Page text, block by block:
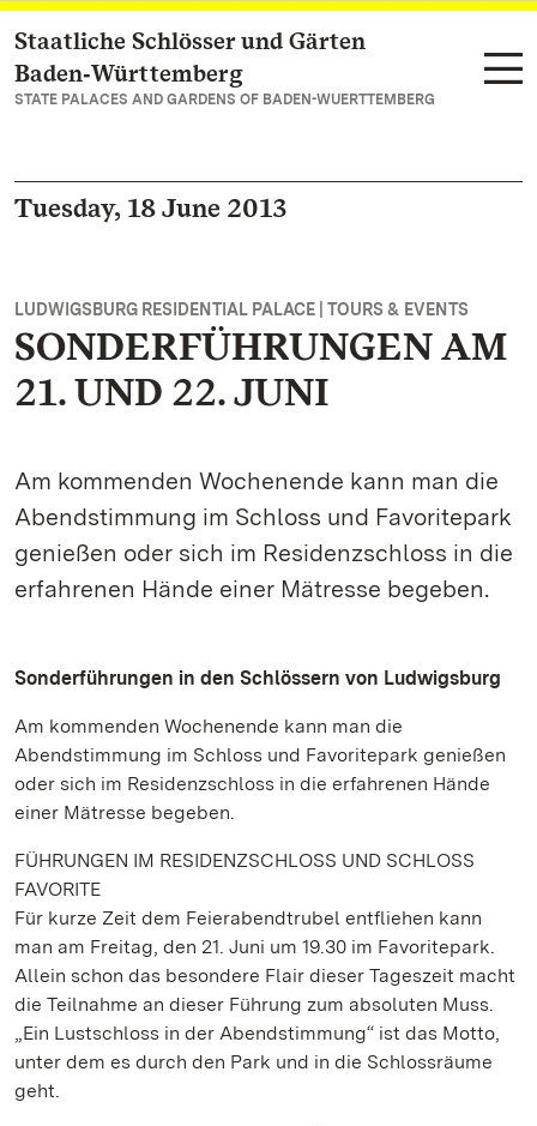
Navigate to main page
Staatliche Schlösser und Gärten
Baden‑Württemberg
STATE PALACES AND GARDENS OF BADEN-WUERTTEMBERG
Tuesday, 18 June 2013
LUDWIGSBURG RESIDENTIAL PALACE | TOURS & EVENTS
SONDERFÜHRUNGEN AM
21. UND 22. JUNI
Am kommenden Wochenende kann man die
Abendstimmung im Schloss und Favoritepark
genießen oder sich im Residenzschloss in die
erfahrenen Hände einer Mätresse begeben.
Sonderführungen in den Schlössern von Ludwigsburg
Am kommenden Wochenende kann man die
Abendstimmung im Schloss und Favoritepark genießen
oder sich im Residenzschloss in die erfahrenen Hände
einer Mätresse begeben.
FÜHRUNGEN IM RESIDENZSCHLOSS UND SCHLOSS
FAVORITE
Für kurze Zeit dem Feierabendtrubel entfliehen kann
man am Freitag, den 21. Juni um 19.30 im Favoritepark.
Allein schon das besondere Flair dieser Tageszeit macht
die Teilnahme an dieser Führung zum absoluten Muss.
„Ein Lustschloss in der Abendstimmung“ ist das Motto,
unter dem es durch den Park und in die Schlossräume
geht.